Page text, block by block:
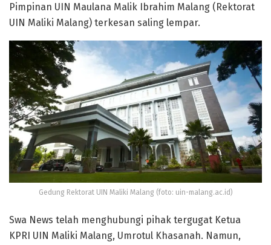
Pimpinan UIN Maulana Malik Ibrahim Malang (Rektorat
UIN Maliki Malang) terkesan saling lempar.
Gedung Rektorat UIN Maliki Malang (foto: uin-malang.ac.id)
Swa News telah menghubungi pihak tergugat Ketua
KPRI UIN Maliki Malang, Umrotul Khasanah. Namun,